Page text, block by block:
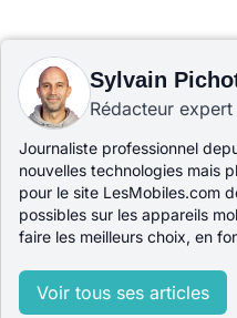
Sylvain
Rédacteur
Journaliste professionnel
nouvelles technologies mais
pour le site LesMobiles.com
possibles sur les appareils
faire les meilleurs choix, en
Voir tous ses articles